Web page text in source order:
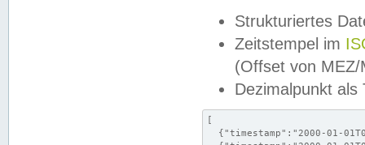
Strukturiertes
Zeitstempel im
(Offset von MEZ/
Dezimalpunkt als
[
{"timestamp":"2000-01-